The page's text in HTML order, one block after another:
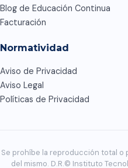
Blog de Educación Continua
Facturación
Normatividad
Aviso de Privacidad
Aviso Legal
Políticas de Privacidad
Se prohíbe la reproducción total
del mismo. D.R.© Instituto